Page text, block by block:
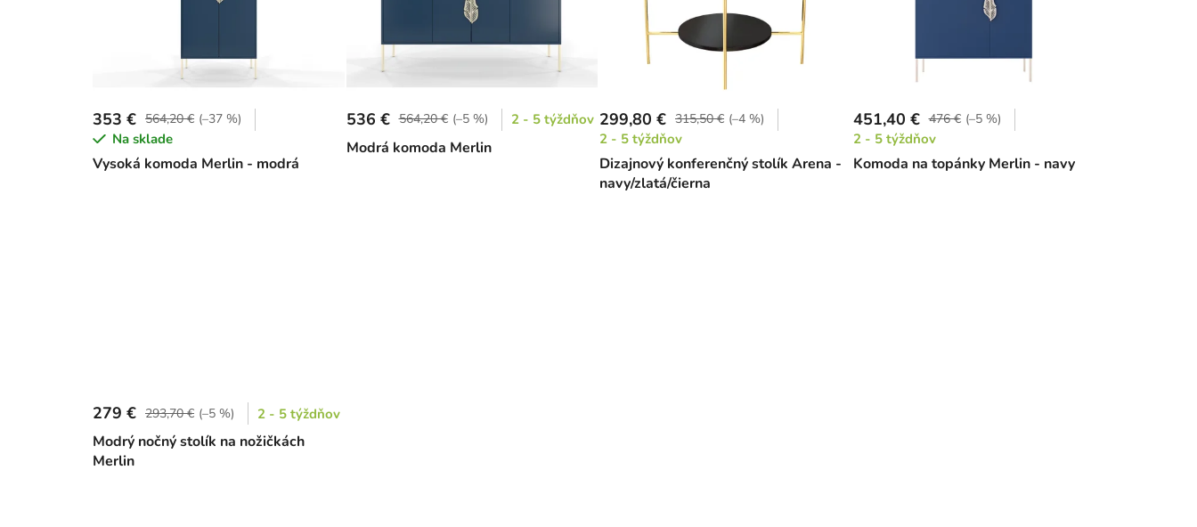
Vysoká komoda Merlin - modrá
353 € 564,20 € (–37 %)
Na sklade Modrá komoda Merlin
536 € 564,20 € (–5 %) 2 - 5 týždňov
Dizajnový konferenčný stolík Arena -
navy/zlatá/čierna
299,80 € 315,50 € (–4 %)
2 - 5 týždňov
Komoda na topánky Merlin - navy
451,40 € 476 € (–5 %)
2 - 5 týždňov
Modrý nočný stolík na nožičkách
Merlin
279 € 293,70 € (–5 %) 2 - 5 týždňov